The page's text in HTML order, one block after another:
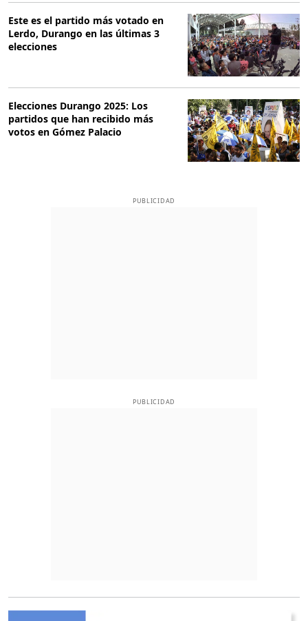
Este es el partido más votado en
Lerdo, Durango en las últimas 3
elecciones
Elecciones Durango 2025: Los
partidos que han recibido más
votos en Gómez Palacio
PUBLICIDAD
PUBLICIDAD